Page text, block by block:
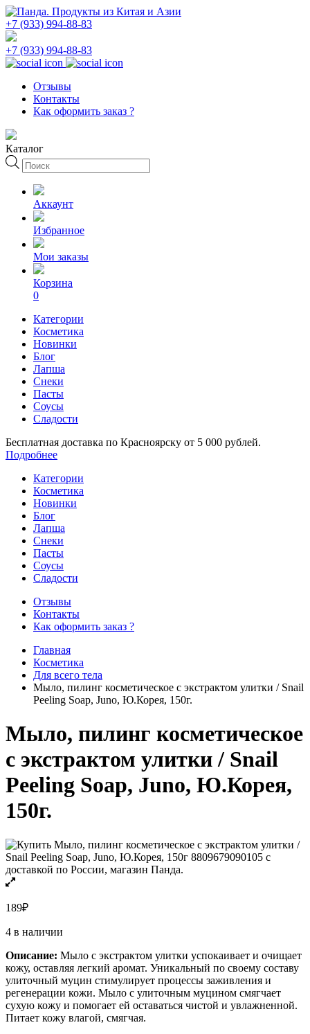
+7 (933) 994-88-83
+7 (933) 994-88-83
Отзывы
Контакты
Как оформить заказ ?
Каталог
Поиск
товаров
Аккаунт
Избранное
Мои заказы
Корзина
0
Категории
Косметика
Новинки
Блог
Лапша
Снеки
Пасты
Соусы
Сладости
Бесплатная доставка по Красноярску от 5 000 рублей.
Подробнее
Категории
Косметика
Новинки
Блог
Лапша
Снеки
Пасты
Соусы
Сладости
Отзывы
Контакты
Как оформить заказ ?
Главная
Косметика
Для всего тела
Мыло, пилинг косметическое с экстрактом улитки / Snail
Peeling Soap, Juno, Ю.Корея, 150г.
Мыло, пилинг косметическое
с экстрактом улитки / Snail
Peeling Soap, Juno, Ю.Корея,
150г.
189₽
4 в наличии
Описание: Мыло с экстрактом улитки успокаивает и очищает
кожу, оставляя легкий аромат. Уникальный по своему составу
улиточный муцин стимулирует процессы заживления и
регенерации кожи. Мыло с улиточным муцином смягчает
сухую кожу и помогает ей оставаться чистой и увлажненной.
Питает кожу влагой, смягчая.